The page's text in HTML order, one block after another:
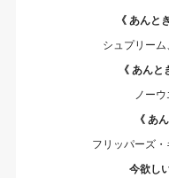
《 あんと
シュプリー
《 あん
ノー
《 あ
フリッパーズ
今欲し